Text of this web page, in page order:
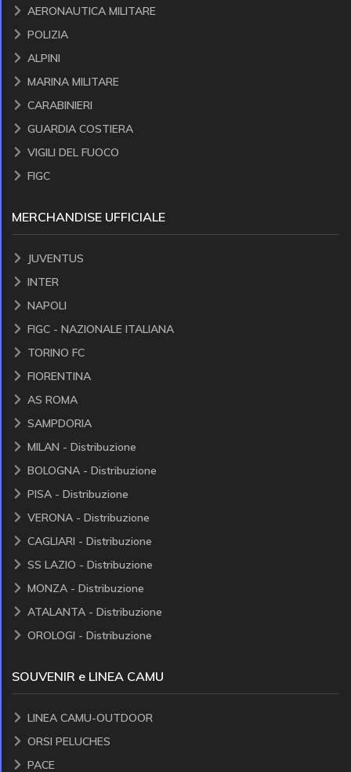
AERONAUTICA MILITARE
POLIZIA
ALPINI
MARINA MILITARE
CARABINIERI
GUARDIA COSTIERA
VIGILI DEL FUOCO
FIGC
MERCHANDISE UFFICIALE
JUVENTUS
INTER
NAPOLI
FIGC - NAZIONALE ITALIANA
TORINO FC
FIORENTINA
AS ROMA
SAMPDORIA
MILAN - Distribuzione
BOLOGNA - Distribuzione
PISA - Distribuzione
VERONA - Distribuzione
CAGLIARI - Distribuzione
SS LAZIO - Distribuzione
MONZA - Distribuzione
ATALANTA - Distribuzione
OROLOGI - Distribuzione
SOUVENIR e LINEA CAMU
LINEA CAMU-OUTDOOR
ORSI PELUCHES
PACE